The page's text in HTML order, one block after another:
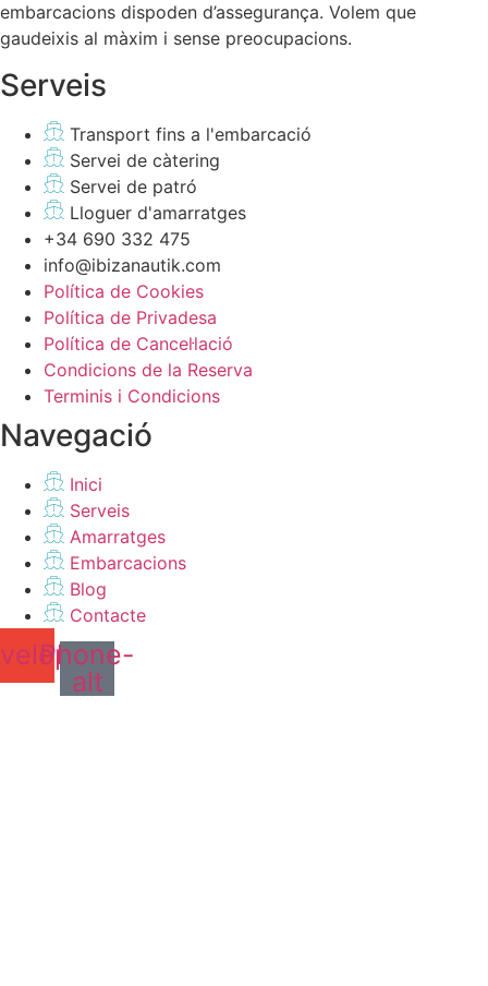
embarcacions dispoden d’assegurança. Volem que
gaudeixis al màxim i sense preocupacions.
Serveis
Transport fins a l'embarcació
Servei de càtering
Servei de patró
Lloguer d'amarratges
+34 690 332 475
info@ibizanautik.com
Política de Cookies
Política de Privadesa
Política de Cancel·lació
Condicions de la Reserva
Terminis i Condicions
Navegació
Inici
Serveis
Amarratges
Embarcacions
Blog
Contacte
Phone-
alt